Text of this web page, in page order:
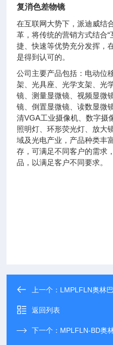
复消色差物镜
在互联网大势下，派迪威结
革，将传统的营销方式结合
捷、快速等优势充分发挥，
是得到认可的。
公司主要产品包括：电动位
架、光具座、光学支架、光
镜、测量显微镜、视频显微
镜、倒置显微镜、读数显微
清VGA工业摄像机、数字摄
照明灯、环形荧光灯、放大
域及光电产业，产品种类丰
存，可满足不同客户的需求
品，以满足客户不同要求。
上一个： LMPLFLN奥林巴
返回列表
下一个： MPLFLN-BD奥